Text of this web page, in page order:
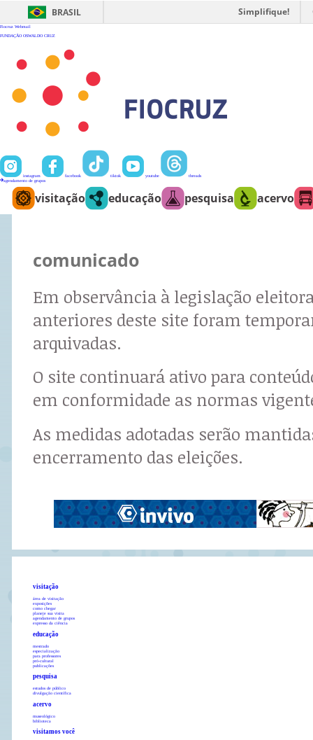
BRASIL Simplifique!
Fiocruz Webmail
FUNDAÇÃO OSWALDO CRUZ
instagram facebook tiktok youtube
threads
agendamento de grupos
visitação educação pesquisa acervo
comunicado
Em observância à legislação
anteriores deste site foram
arquivadas.
O site continuará ativo para
em conformidade as normas
As medidas adotadas serão
encerramento das eleições.
visitação
área de visitação
exposições
como chegar
planeje sua visita
agendamento de grupos
expresso da ciência
educação
mestrado
especialização
para professores
pró-cultural
publicações
pesquisa
estudos de público
divulgação científica
acervo
museológico
biblioteca
visitamos você